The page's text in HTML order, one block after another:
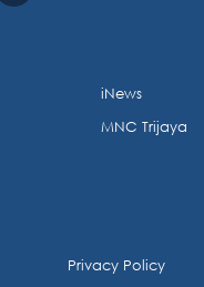
iNews
MNC Trijaya
Privacy Policy